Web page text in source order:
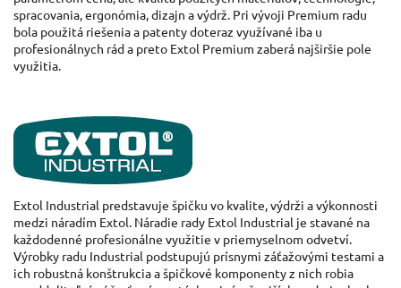
spracovania,ergonómia,dizajn avýdrž. Pri vývoji Premium radu
bola použitá riešenia a patentydoteraz využívané iba u
profesionálnych ráda preto Extol Premium zaberá najširšie pole
využitia.
Extol Industrial predstavuje špičku vo kvalite,výdrži avýkonnosti
medzi náradím Extol. Náradie rady Extol Industrial je stavané na
každodenné profesionálne využitie v priemyselnom odvetví.
Výrobky radu Industrial podstupujú prísnymi záťažovými testami a
ich robustná konštrukciaašpičkové komponenty z nich robia